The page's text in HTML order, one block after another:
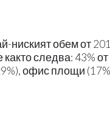
ниският обем от
както следва: 43%
офис площи